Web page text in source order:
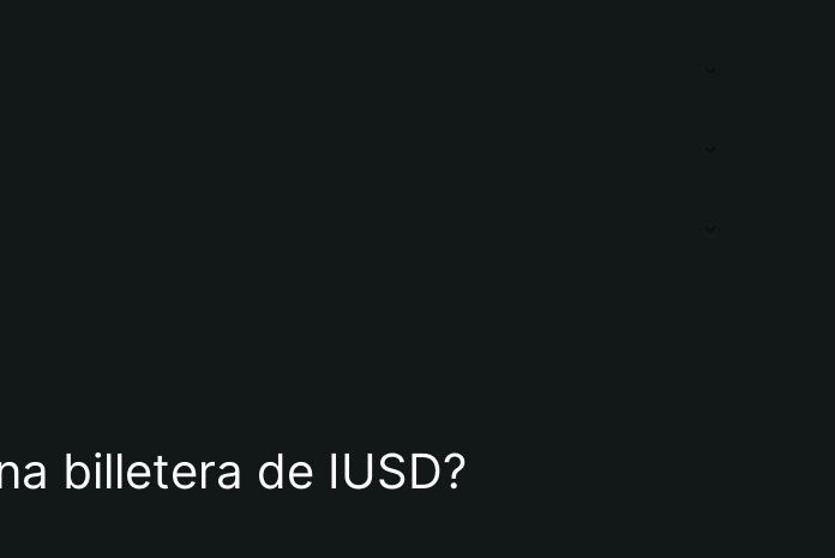
billetera de IUSD?